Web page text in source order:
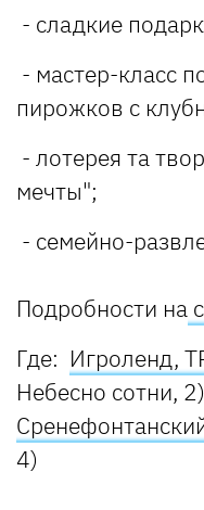
- сладкие
- мастер-класс
пирожков с
- лотерея та
мечты";
- семейно-
Подробности на
Где: Игроленд,
Небесно сотни,
4)